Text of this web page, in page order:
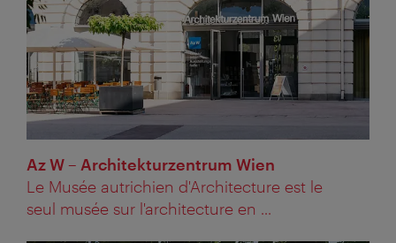
Az W – Architekturzentrum Wien
Le Musée autrichien d'Architecture est le
seul musée sur l'architecture en ...